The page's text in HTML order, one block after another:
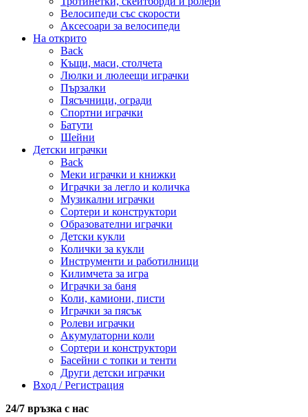
Велосипеди със скорости
Аксесоари за велосипеди
На открито
Back
Къщи, маси, столчета
Люлки и люлеещи играчки
Пързалки
Пясъчници, огради
Спортни играчки
Батути
Шейни
Детски играчки
Back
Меки играчки и книжки
Играчки за легло и количка
Музикални играчки
Сортери и конструктори
Образователни играчки
Детски кукли
Колички за кукли
Инструменти и работилници
Килимчета за игра
Играчки за баня
Коли, камиони, писти
Играчки за пясък
Ролеви играчки
Акумулаторни коли
Сортери и конструктори
Басейни с топки и тенти
Други детски играчки
Вход / Регистрация
24/7 връзка с нас